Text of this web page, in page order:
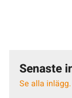
Senaste
Se alla inlägg.